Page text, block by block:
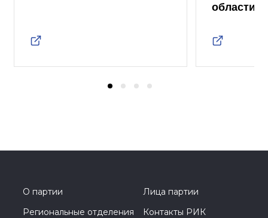
области
О партии
Лица партии
Региональные отделения
Контакты РИК